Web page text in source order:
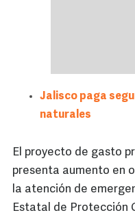
Jalisco paga
naturales
El proyecto de gasto
presenta aumento en
la atención de
Estatal de Protección